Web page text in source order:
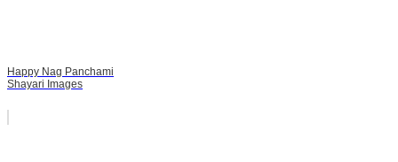
Happy Nag Panchami
Shayari Images